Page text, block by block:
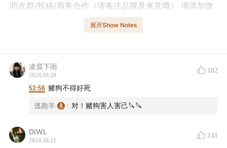
听友群/投稿/商务合作（请备注品牌及来意哦） 请添加微
每周一登录。
祝大家收听愉快。
1986年，营口市九垄地发生持枪抢劫杀人案，线索有限，
展开Show Notes
凌晨下雨
2024.10.20
182
52:56 赌狗不得好死
逃跑羊 : 对！赌狗害人害己🔪🔪
DIWL
2024.10.21
141